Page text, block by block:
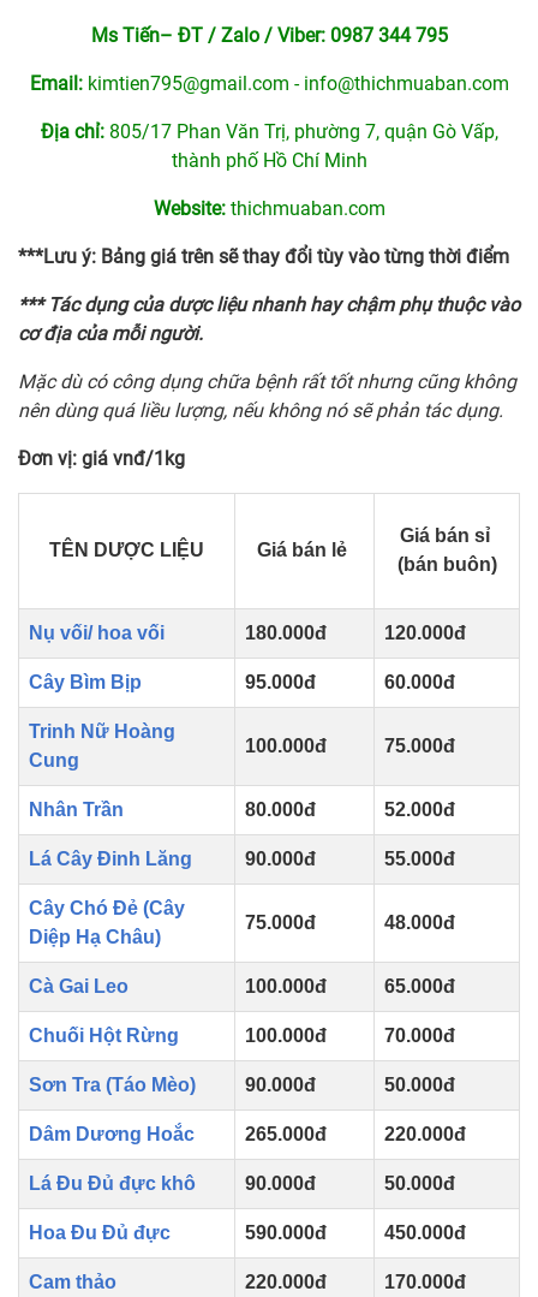
Ms Tiến– ĐT / Zalo / Viber: 0987 344 795
Email: kimtien795@gmail.com - info@thichmuaban.com
Địa chỉ:805/17 Phan Văn Trị, phường 7, quận Gò Vấp,
thành phố Hồ Chí Minh
Website: thichmuaban.com
***Lưu ý: Bảng giá trên sẽ thay đổi tùy vào từng thời điểm
*** Tác dụng của dược liệu nhanh hay chậm phụ thuộc vào
cơ địa của mỗi người.
Mặc dù có công dụng chữa bệnh rất tốt nhưng cũng không
nên dùng quá liều lượng, nếu không nó sẽ phản tác dụng.
Đơn vị: giá vnđ/1kg
TÊN DƯỢC LIỆU Giá bán lẻ
Giá bán sỉ
(bán buôn)
Nụ vối/ hoa vối 180.000đ 120.000đ
Cây Bìm Bịp 95.000đ 60.000đ
Trinh Nữ Hoàng
Cung
100.000đ 75.000đ
Nhân Trần 80.000đ 52.000đ
Lá Cây Đinh Lăng 90.000đ 55.000đ
Cây Chó Đẻ (Cây
Diệp Hạ Châu)
75.000đ 48.000đ
Cà Gai Leo 100.000đ 65.000đ
Chuối Hột Rừng 100.000đ 70.000đ
Sơn Tra (Táo Mèo) 90.000đ 50.000đ
Dâm Dương Hoắc 265.000đ 220.000đ
Lá Đu Đủ đực khô 90.000đ 50.000đ
Hoa Đu Đủ đực 590.000đ 450.000đ
Cam thảo 220.000đ 170.000đ